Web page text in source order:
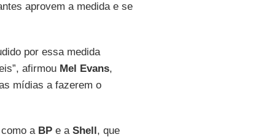
aprovem a medida e se
por essa medida
afirmou Mel Evans,
mídias a fazerem o
a BPe a Shell, que